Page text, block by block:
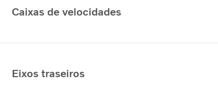
Caixas de velocidades
Eixos traseiros